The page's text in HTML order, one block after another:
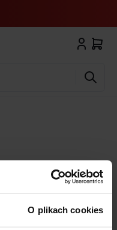
O plikach cookies